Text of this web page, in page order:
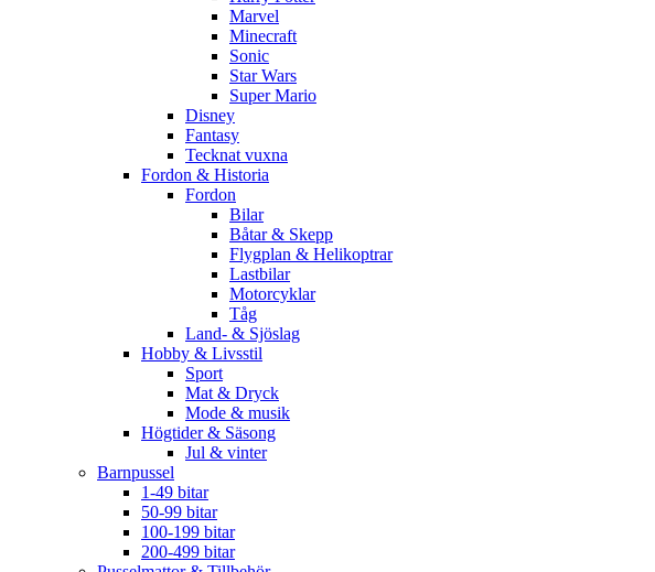
Marvel
Minecraft
Sonic
Star Wars
Super Mario
Disney
Fantasy
Tecknat vuxna
Fordon & Historia
Fordon
Bilar
Båtar & Skepp
Flygplan & Helikoptrar
Lastbilar
Motorcyklar
Tåg
Land- & Sjöslag
Hobby & Livsstil
Sport
Mat & Dryck
Mode & musik
Högtider & Säsong
Jul & vinter
Barnpussel
1-49 bitar
50-99 bitar
100-199 bitar
200-499 bitar